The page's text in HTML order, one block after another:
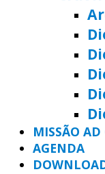
MISSÃO AD
AGENDA